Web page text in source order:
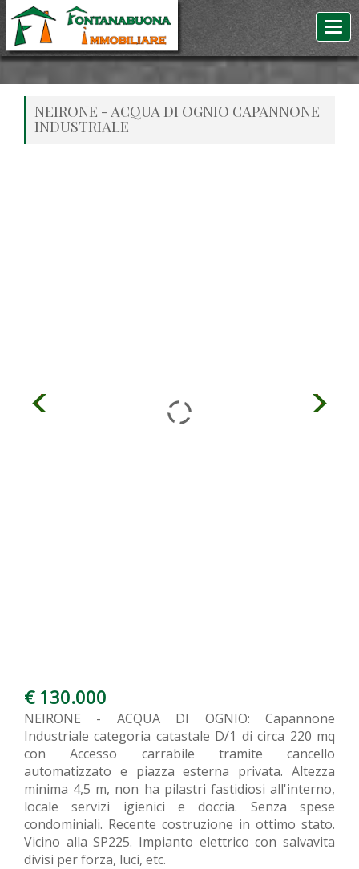
NEIRONE - ACQUA DI OGNIO CAPANNONE
INDUSTRIALE
€ 130.000
NEIRONE - ACQUA DI OGNIO: Capannone
Industriale categoria catastale D/1 di circa 220 mq
con Accesso carrabile tramite cancello
automatizzato e piazza esterna privata. Altezza
minima 4,5 m, non ha pilastri fastidiosi all'interno,
locale servizi igienici e doccia. Senza spese
condominiali. Recente costruzione in ottimo stato.
Vicino alla SP225. Impianto elettrico con salvavita
divisi per forza, luci, etc.